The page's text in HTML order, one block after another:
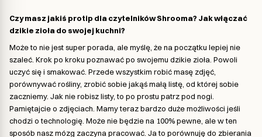
Czy masz jakiś protip dla czytelników Shrooma? Jak włączać
dzikie zioła do swojej kuchni?
Może to nie jest super porada, ale myślę, że na początku lepiej nie
szaleć. Krok po kroku poznawać po swojemu dzikie zioła. Powoli
uczyć się i smakować. Przede wszystkim robić masę zdjęć,
porównywać rośliny, zrobić sobie jakąś małą listę, od której sobie
zaczniemy. Jak nie robisz listy, to po prostu patrz pod nogi.
Pamiętajcie o zdjęciach. Mamy teraz bardzo duże możliwości jeśli
chodzi o technologię. Może nie będzie na 100% pewne, ale w ten
sposób nasz mózg zaczyna pracować. Ja to porównuję do zbierania